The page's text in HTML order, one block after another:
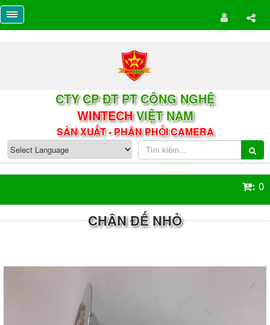
CTY CP ĐT PT CÔNG NGHỆ
WINTECHVIỆT NAM
SẢN XUẤT - PHÂN PHỐI CAMERA
: 0
CHÂN ĐẾ NHỎ